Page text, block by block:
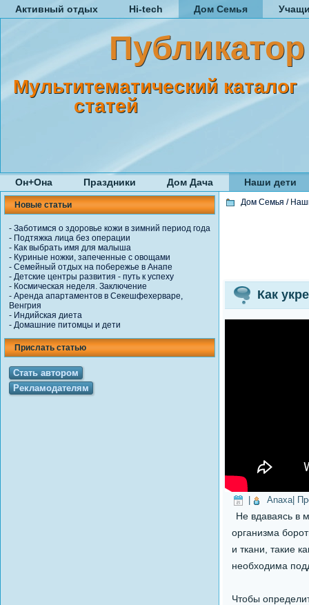
Активный отдых Hi-tech Дом Семья
Публикатор
Мультитематический каталог
статей
Он+Она Праздники Дом Дача Наши дети
Новые статьи
- Заботимся о здоровье кожи в зимний период года
- Подтяжка лица без операции
- Как выбрать имя для малыша
- Куриные ножки, запеченные с овощами
- Семейный отдых на побережье в Анапе
- Детские центры развития - путь к успеху
- Космическая неделя. Заключение
- Аренда апартаментов в Секешфехерваре,
Венгрия
- Индийская диета
- Домашние питомцы и дети
Прислать статью
Стать автором
Рекламодателям
Дом Семья /
Как
Anaxa|
Не вдаваясь в
организма
и ткани, такие
необходима
Чтобы